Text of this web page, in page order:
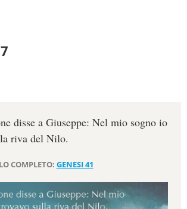
disse a Giuseppe: Nel mio sogno io
riva del Nilo.
COMPLETO: GENESI 41